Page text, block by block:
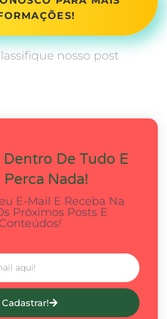
nosso post
De Tudo E
Perca Nada!
E-Mail E Receba Na
Próximos Posts E
Conteúdos!
Cadastrar!